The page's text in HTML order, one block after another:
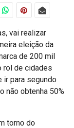
vai realizar
eleição da
de 200 mil
rol de cidades
ir para segundo
não obtenha 50%
torno do